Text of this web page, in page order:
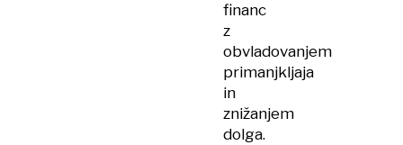
financ
z
obvladovanjem
primanjkljaja
in
znižanjem
dolga.